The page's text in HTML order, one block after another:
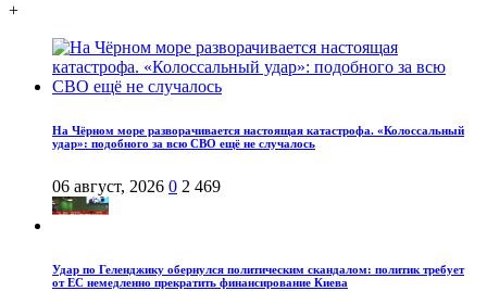
+
На Чёрном море разворачивается настоящая катастрофа. «Колоссальный
удар»: подобного за всю СВО ещё не случалось
06 август, 2026 0 2 469
Удар по Геленджику обернулся политическим скандалом: политик требует
от ЕС немедленно прекратить финансирование Киева